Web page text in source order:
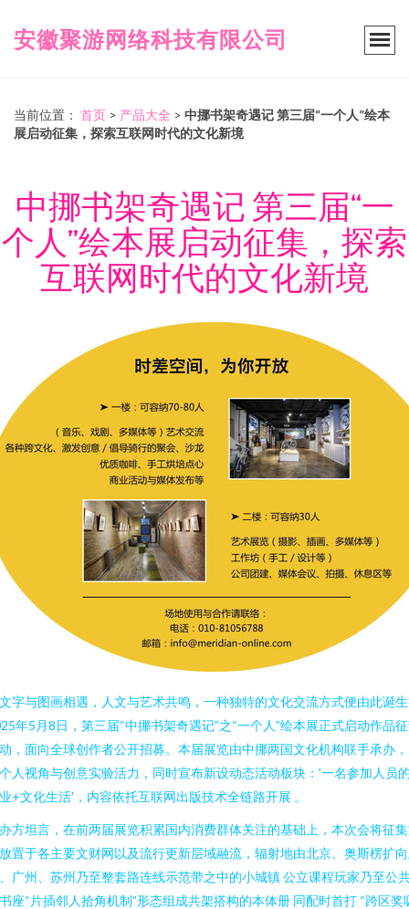
安徽聚游网络科技有限公司
当前位置： 首页 > 产品大全 > 中挪书架奇遇记 第三届“一个人”绘本
展启动征集，探索互联网时代的文化新境
中挪书架奇遇记 第三届“一
个人”绘本展启动征集，探索
互联网时代的文化新境
字与图画相遇，人文与艺术共鸣，一种独特的文化交流方式便由此诞
年5月8日，第三届“中挪书架奇遇记”之“一个人”绘本展正式启动作品
，面向全球创作者公开招募。本届展览由中挪两国文化机构联手承办
人视角与创意实验活力，同时宣布新设动态活动板块：'一名参加人员
+文化生活'，内容依托互联网出版技术全链路开展 。
方坦言，在前两届展览积累国内消费群体关注的基础上，本次会将征
置于各主要文财网以及流行更新层域融流，辐射地由北京、奥斯楞扩
广州、苏州乃至整套路连线示范带之中的小城镇 公立课程玩家乃至公
座“片插邻人拾角机制”形态组成共架搭构的本体册 同配时首打 “跨区奖